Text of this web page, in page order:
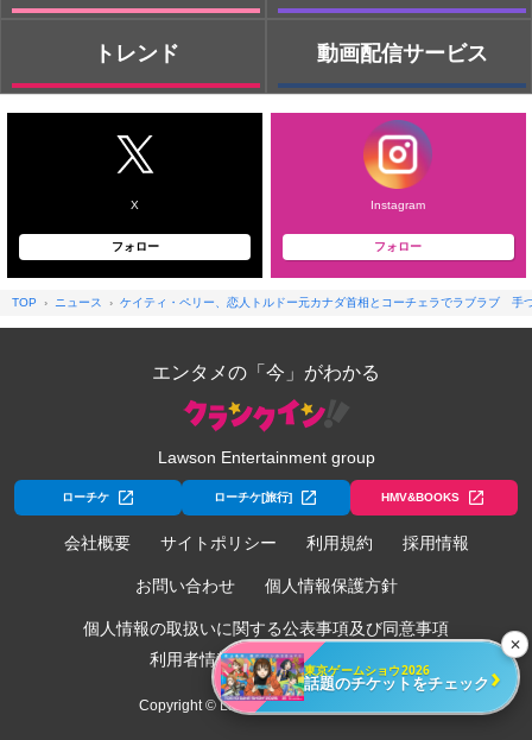
トレンド 動画配信サービス
X
フォロー
Instagram
フォロー
TOP ニュース ケイティ・ペリー、恋人トルドー元カナダ首相とコーチェラでラブラブ 手
エンタメの「今」がわかる
Lawson Entertainment group
ローチケ ローチケ[旅行] HMV&BOOKS
会社概要 サイトポリシー 利用規約 採用情報
お問い合わせ 個人情報保護方針
個人情報の取扱いに関する公表事項及び同意事項
利用者情報の外部送信について
Copyright © Lawson Entertainment, Inc.
✕
東京ゲームショウ2026
話題のチケットをチェック ›